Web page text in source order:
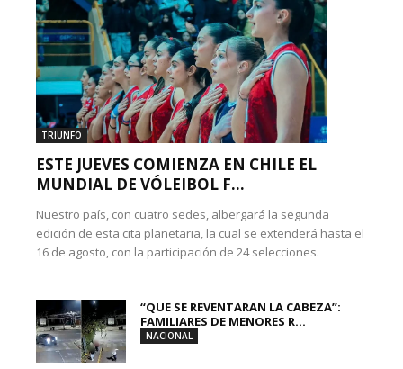
TRIUNFO
ESTE JUEVES COMIENZA EN CHILE EL
MUNDIAL DE VÓLEIBOL F...
Nuestro país, con cuatro sedes, albergará la segunda
edición de esta cita planetaria, la cual se extenderá hasta el
16 de agosto, con la participación de 24 selecciones.
“QUE SE REVENTARAN LA CABEZA”:
FAMILIARES DE MENORES R...
NACIONAL